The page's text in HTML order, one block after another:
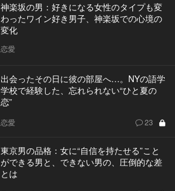
神楽坂の男：好きになる女性のタイプも変
わったワイン好き男子、神楽坂での心境の
変化
恋愛
出会ったその日に彼の部屋へ…。NYの語学
学校で経験した、忘れられない“ひと夏の
恋”
恋愛 23
東京男の品格：女に“自信を持たせる”こと
ができる男と、できない男の、圧倒的な差
とは